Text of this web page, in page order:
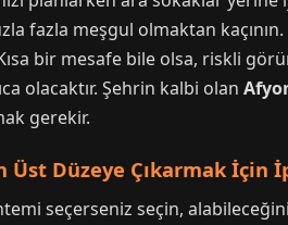
fazla meşgul olmaktan
bir mesafe bile olsa, riskli
olacaktır. Şehrin kalbi olan
gerekir.
Üst Düzeye Çıkarmak İçin
seçerseniz seçin,